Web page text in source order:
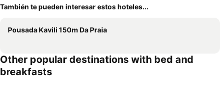
También te pueden interesar estos hoteles...
Pousada Kavili 150m Da Praia
Other popular destinations with bed and
breakfasts